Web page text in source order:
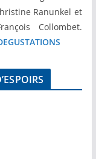
Ranunkel et
Collombet.